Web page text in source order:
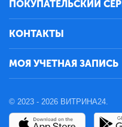
ПОКУПАТЕЛЬСКИЙ
КОНТАКТЫ
МОЯ УЧЕТНАЯ ЗАПИСЬ
© 2023 - 2026 ВИТРИНА24.